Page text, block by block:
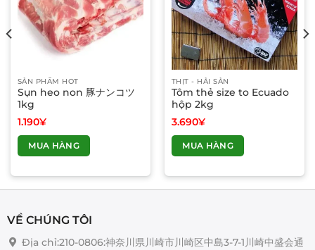
SẢN PHẨM HOT
Sụn heo non 豚ナンコツ
1kg
1.190¥
MUA HÀNG
THỊT - HẢI SẢN
Tôm thẻ size to Ecuado
hộp 2kg
3.690¥
MUA HÀNG
VỀ CHÚNG TÔI
Địa chỉ:210-0806:神奈川県川崎市川崎区中島3-7-1川崎中盛会通